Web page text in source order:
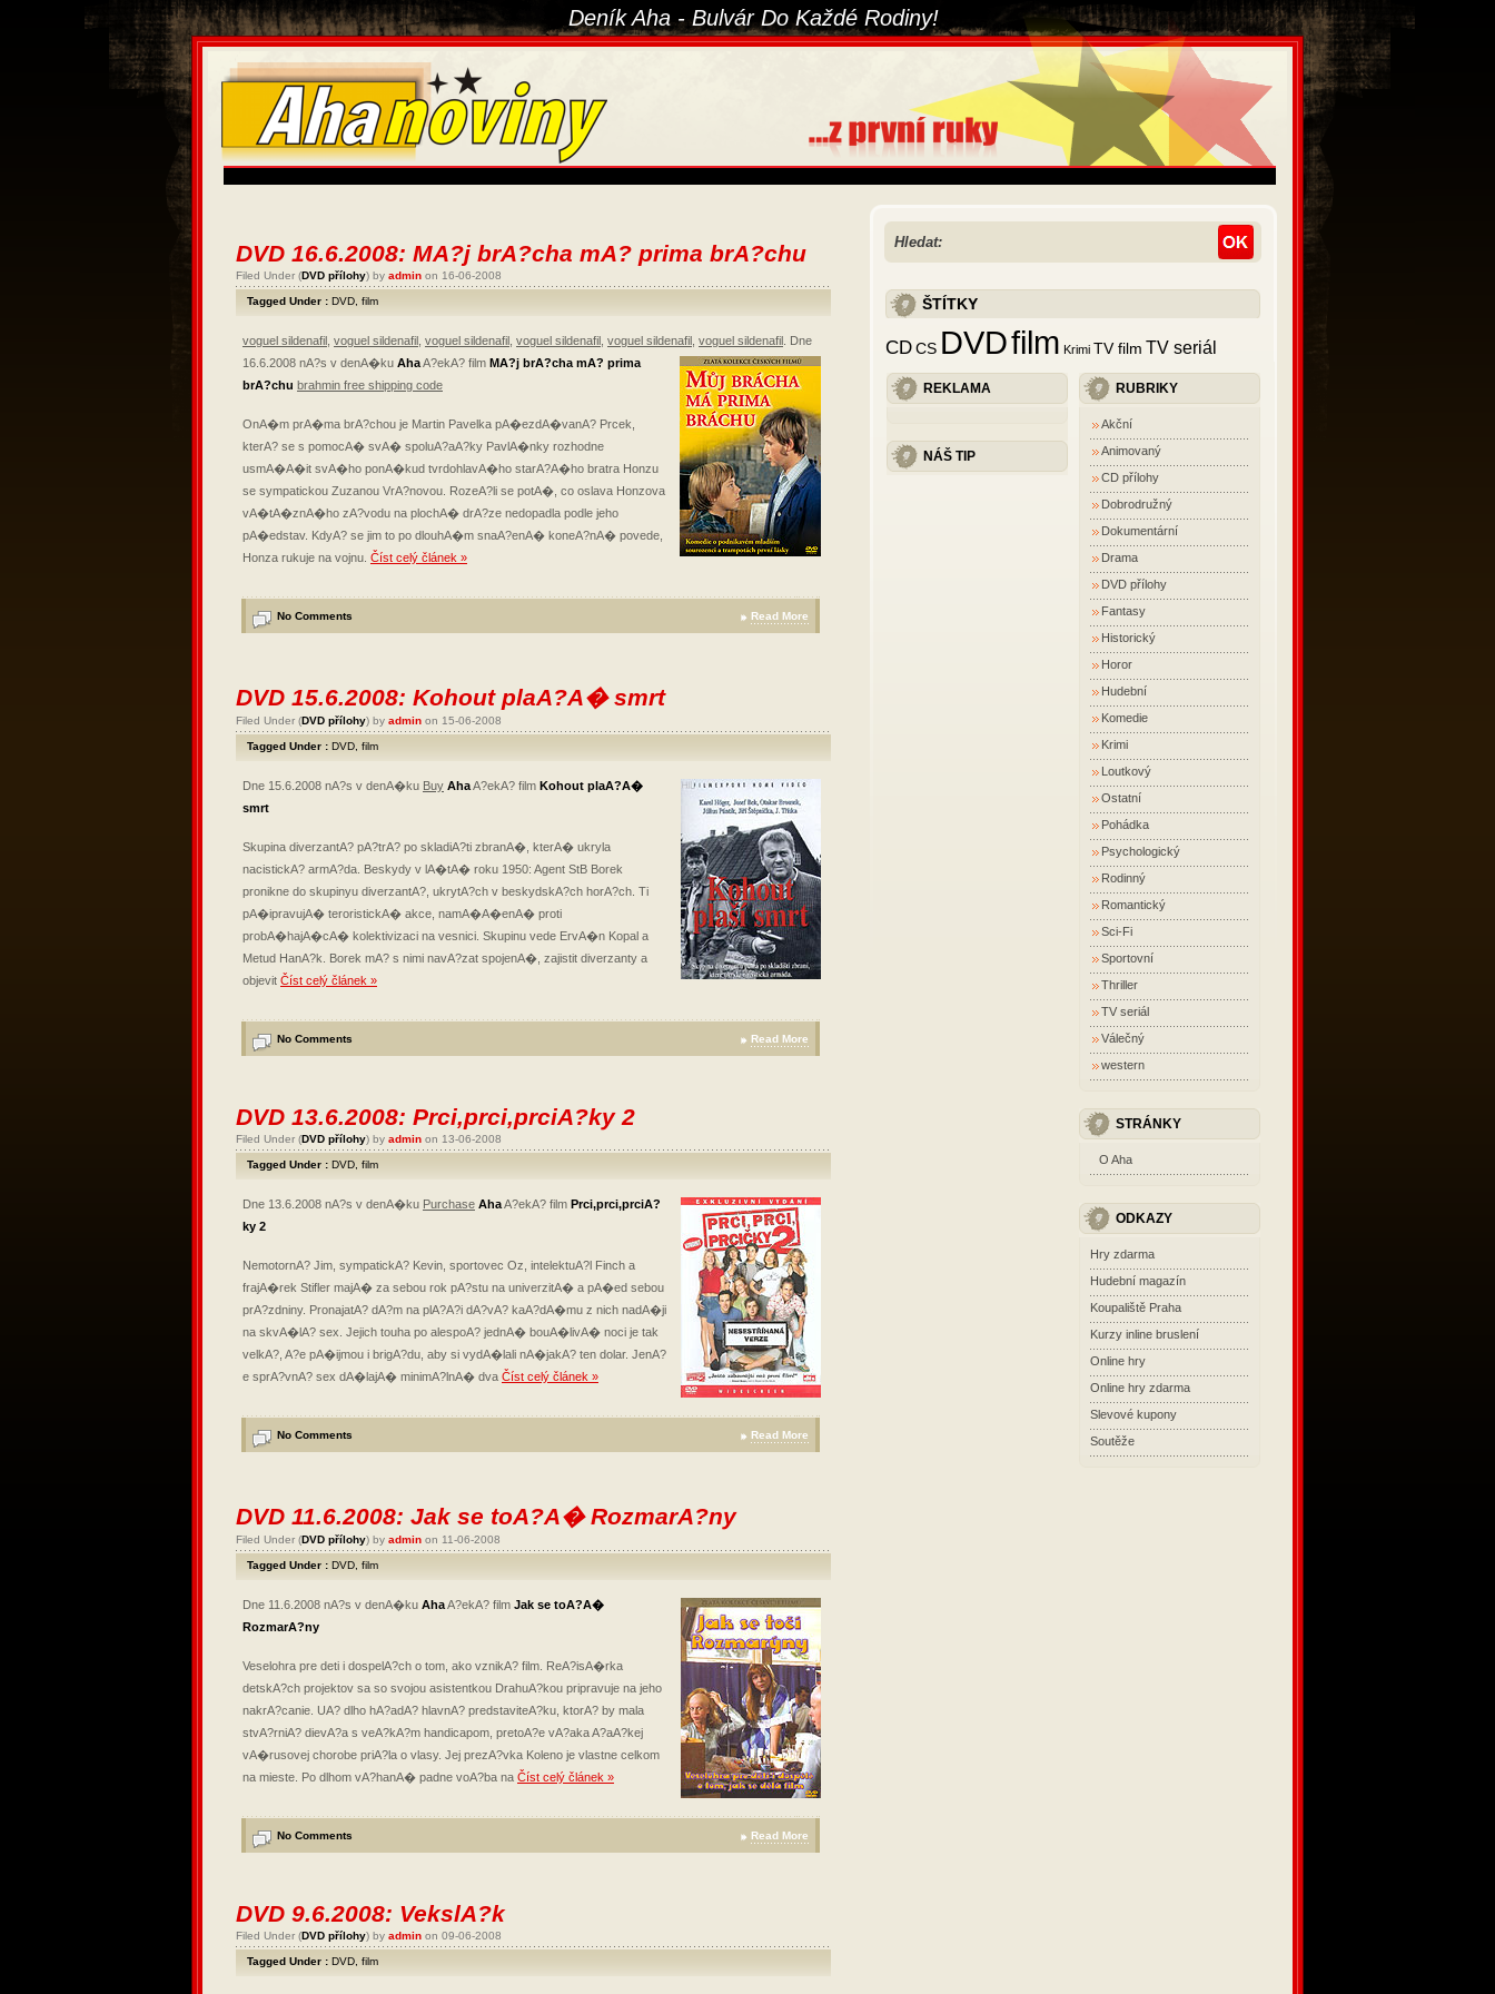
Deník Aha - Bulvár Do Každé Rodiny!
DVD 16.6.2008: MA?j brA?cha mA? prima brA?chu
Filed Under (DVD přílohy) by admin on 16-06-2008
Tagged Under : DVD film
voguel sildenafil voguel sildenafil voguel sildenafil voguel sildenafil voguel sildenafil voguel sildenafil Dne
16.6.2008 nA?s v denA�ku AhaA?ekA? film MA?j brA?cha mA? prima
brA?chu brahmin free shipping code
OnA�m prA�ma brA?chou je Martin Pavelka pA�ezdA�vanA? Prcek,
kterA? se s pomocA� svA� spoluA?aA?ky PavlA�nky rozhodne
usmA�A�it svA�ho ponA�kud tvrdohlavA�ho starA?A�ho bratra Honzu
se sympatickou Zuzanou VrA?novou. RozeA?li se potA�, co oslava Honzova
vA�tA�znA�ho zA?vodu na plochA� drA?ze nedopadla podle jeho
pA�edstav. KdyA? se jim to po dlouhA�m snaA?enA� koneA?nA� povede,
Honza rukuje na vojnu. Číst celý článek »
No Comments Read More
DVD 15.6.2008: Kohout plaA?A� smrt
Filed Under (DVD přílohy) by admin on 15-06-2008
Tagged Under : DVD film
Dne 15.6.2008 nA?s v denA�ku Buy AhaA?ekA? film Kohout plaA?A�
smrt
Skupina diverzantA? pA?trA? po skladiA?ti zbranA�, kterA� ukryla
nacistickA? armA?da. Beskydy v lA�tA� roku 1950: Agent StB Borek
pronikne do skupinyu diverzantA?, ukrytA?ch v beskydskA?ch horA?ch. Ti
pA�ipravujA� teroristickA� akce, namA�A�enA� proti
probA�hajA�cA� kolektivizaci na vesnici. Skupinu vede ErvA�n Kopal a
Metud HanA?k. Borek mA? s nimi navA?zat spojenA�, zajistit diverzanty a
objevit Číst celý článek »
No Comments Read More
DVD 13.6.2008: Prci,prci,prciA?ky 2
Filed Under (DVD přílohy) by admin on 13-06-2008
Tagged Under : DVD film
Dne 13.6.2008 nA?s v denA�ku Purchase AhaA?ekA? film Prci,prci,prciA?
ky 2
NemotornA? Jim, sympatickA? Kevin, sportovec Oz, intelektuA?l Finch a
frajA�rek Stifler majA� za sebou rok pA?stu na univerzitA� a pA�ed sebou
prA?zdniny. PronajatA? dA?m na plA?A?i dA?vA? kaA?dA�mu z nich nadA�ji
na skvA�lA? sex. Jejich touha po alespoA? jednA� bouA�livA� noci je tak
velkA?, A?e pA�ijmou i brigA?du, aby si vydA�lali nA�jakA? ten dolar. JenA?
e sprA?vnA? sex dA�lajA� minimA?lnA� dva Číst celý článek »
No Comments Read More
DVD 11.6.2008: Jak se toA?A� RozmarA?ny
Filed Under (DVD přílohy) by admin on 11-06-2008
Tagged Under : DVD film
Dne 11.6.2008 nA?s v denA�ku AhaA?ekA? film Jak se toA?A�
RozmarA?ny
Veselohra pre deti i dospelA?ch o tom, ako vznikA? film. ReA?isA�rka
detskA?ch projektov sa so svojou asistentkou DrahuA?kou pripravuje na jeho
nakrA?canie. UA? dlho hA?adA? hlavnA? predstaviteA?ku, ktorA? by mala
stvA?rniA? dievA?a s veA?kA?m handicapom, pretoA?e vA?aka A?aA?kej
vA�rusovej chorobe priA?la o vlasy. Jej prezA?vka Koleno je vlastne celkom
na mieste. Po dlhom vA?hanA� padne voA?ba na Číst celý článek »
No Comments Read More
DVD 9.6.2008: VekslA?k
Filed Under (DVD přílohy) by admin on 09-06-2008
Tagged Under : DVD film
Hledat:
ŠTÍTKY
CD CS DVDfilm Krimi TV film TV seriál
REKLAMA
NÁŠ TIP
RUBRIKY
Akční
Animovaný
CD přílohy
Dobrodružný
Dokumentární
Drama
DVD přílohy
Fantasy
Historický
Horor
Hudební
Komedie
Krimi
Loutkový
Ostatní
Pohádka
Psychologický
Rodinný
Romantický
Sci-Fi
Sportovní
Thriller
TV seriál
Válečný
western
STRÁNKY
O Aha
ODKAZY
Hry zdarma
Hudební magazín
Koupaliště Praha
Kurzy inline bruslení
Online hry
Online hry zdarma
Slevové kupony
Soutěže